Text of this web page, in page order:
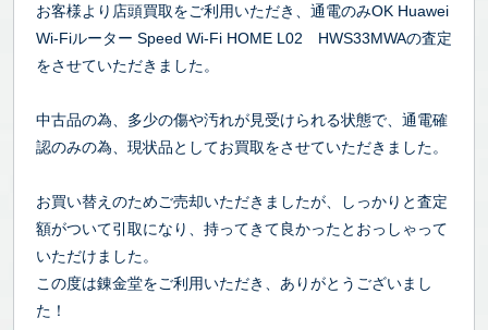
お客様より店頭買取をご利用いただき、通電のみOK Huawei
Wi-Fiルーター Speed Wi-Fi HOME L02 HWS33MWAの査定
をさせていただきました。
中古品の為、多少の傷や汚れが見受けられる状態で、通電確
認のみの為、現状品としてお買取をさせていただきました。
お買い替えのためご売却いただきましたが、しっかりと査定
額がついて引取になり、持ってきて良かったとおっしゃって
いただけました。
この度は錬金堂をご利用いただき、ありがとうございまし
た！